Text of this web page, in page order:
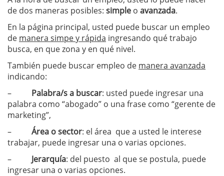
de dos maneras posibles: simple o avanzada.
En la página principal, usted puede buscar un empleo
de manera simpe y rápida ingresando qué trabajo
busca, en que zona y en qué nivel.
También puede buscar empleo de manera avanzada
indicando:
– Palabra/s a buscar: usted puede ingresar una
palabra como “abogado” o una frase como “gerente de
marketing”,
– Área o sector: el área que a usted le interese
trabajar, puede ingresar una o varias opciones.
– Jerarquía: del puesto al que se postula, puede
ingresar una o varias opciones.